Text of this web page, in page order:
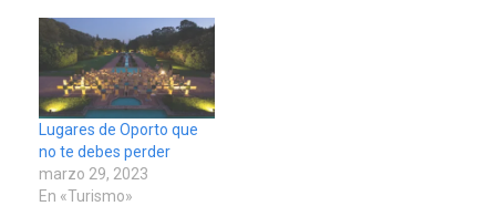
Lugares de Oporto que
no te debes perder
marzo 29, 2023
En «Turismo»